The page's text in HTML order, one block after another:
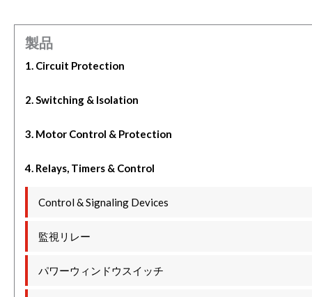
製品
1. Circuit Protection
2. Switching & Isolation
3. Motor Control & Protection
4. Relays, Timers & Control
Control & Signaling Devices
監視リレー
パワーウィンドウスイッチ